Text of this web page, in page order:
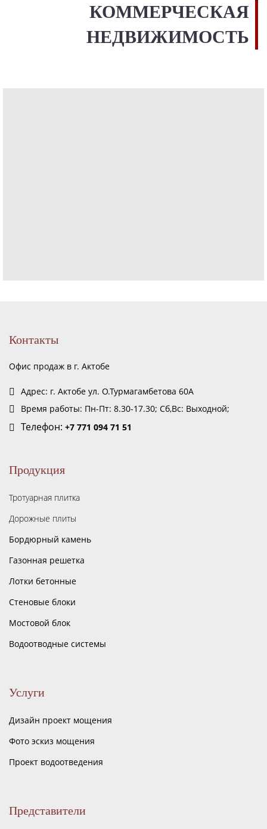
КОММЕРЧЕСКАЯ
НЕДВИЖИМОСТЬ
Контакты
Офис продаж в г. Актобе
Адрес: г. Актобе ул. О.Турмагамбетова 60А
Время работы: Пн-Пт: 8.30-17.30; Сб,Вс: Выходной;
Телефон: +7 771 094 71 51
Продукция
Тротуарная плитка
Дорожные плиты
Бордюрный камень
Газонная решетка
Лотки бетонные
Стеновые блоки
Мостовой блок
Водоотводные системы
Услуги
Дизайн проект мощения
Фото эскиз мощения
Проект водоотведения
Представители